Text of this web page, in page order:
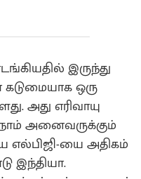
இருந்து
ஒரு
அது எரிவாயு
நாம் அனைவருக்கும்
எல்பிஜி-யை அதிகம்
இந்தியா.